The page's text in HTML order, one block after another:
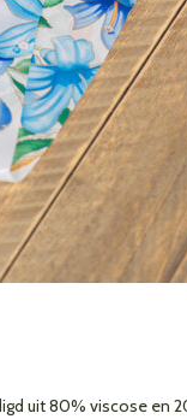
uit 80% viscose en